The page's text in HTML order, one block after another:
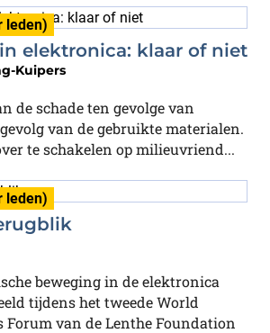
leden)
elektronica: klaar of niet
Kuipers
de schade ten gevolge van
van de gebruikte materialen.
te schakelen op milieuvriend...
leden)
beweging in de elektronica
tijdens het tweede World
van de Lenthe Foundation